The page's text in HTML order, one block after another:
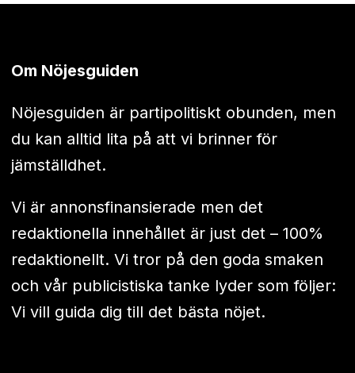
Om Nöjesguiden
Nöjesguiden är partipolitiskt obunden, men
du kan alltid lita på att vi brinner för
jämställdhet.
Vi är annonsfinansierade men det
redaktionella innehållet är just det – 100%
redaktionellt. Vi tror på den goda smaken
och vår publicistiska tanke lyder som följer:
Vi vill guida dig till det bästa nöjet.